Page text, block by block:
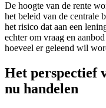
De hoogte van de rente
het beleid van de centrale
het risico dat aan een
echter om vraag en
hoeveel er geleend wil
Het perspectief
nu handelen